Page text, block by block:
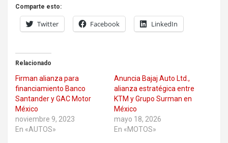
Comparte esto:
Twitter Facebook LinkedIn
Relacionado
Firman alianza para
financiamiento Banco
Santander y GAC Motor
México
noviembre 9, 2023
En «AUTOS»
Anuncia Bajaj Auto Ltd.,
alianza estratégica entre
KTM y Grupo Surman en
México
mayo 18, 2026
En «MOTOS»